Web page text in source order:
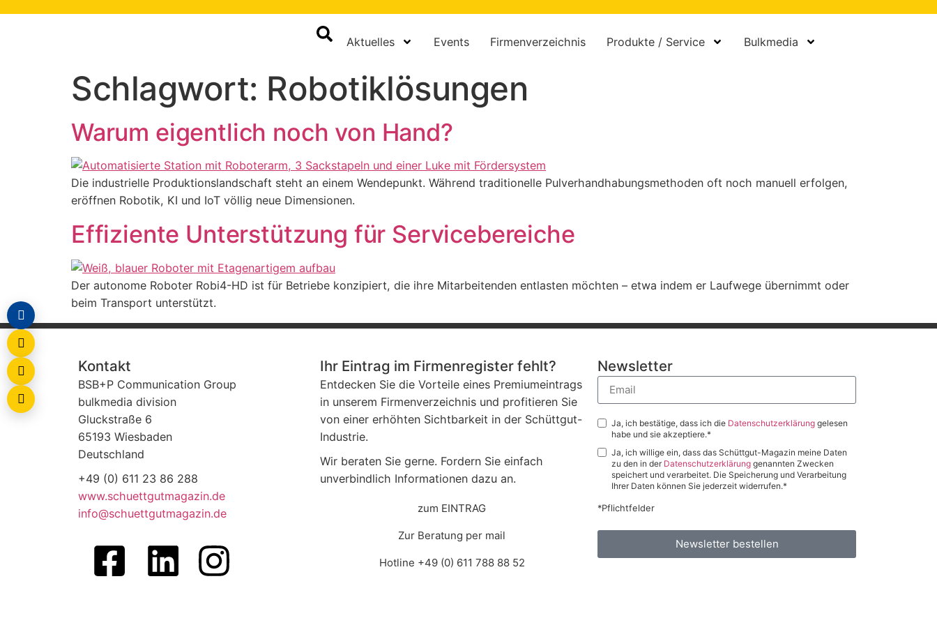
springen
Aktuelles
Events Firmenverzeichnis Produkte / Service Bulkmedia
Schlagwort: Robotiklösungen
Warum eigentlich noch von Hand?
Die industrielle Produktionslandschaft steht an einem Wendepunkt. Während traditionelle Pulverhandhabungsmethoden oft noch manuell erfolgen,
eröffnen Robotik, KI und IoT völlig neue Dimensionen.
Effiziente Unterstützung für Servicebereiche
Der autonome Roboter Robi4-HD ist für Betriebe konzipiert, die ihre Mitarbeitenden entlasten möchten – etwa indem er Laufwege übernimmt oder
beim Transport unterstützt.
Kontakt
BSB+P Communication Group
bulkmedia division
Gluckstraße 6
65193 Wiesbaden
Deutschland
+49 (0) 611 23 86 288
www.schuettgutmagazin.de
info@schuettgutmagazin.de
Ihr Eintrag im Firmenregister fehlt?
Entdecken Sie die Vorteile eines Premiumeintrags
in unserem Firmenverzeichnis und profitieren Sie
von einer erhöhten Sichtbarkeit in der Schüttgut-
Industrie.
Wir beraten Sie gerne. Fordern Sie einfach
unverbindlich Informationen dazu an.
zum EINTRAG
Zur Beratung per mail
Hotline +49 (0) 611 788 88 52
Newsletter
Ja, ich bestätige, dass ich die Datenschutzerklärunggelesen
habe und sie akzeptiere.*
Ja, ich willige ein, dass das Schüttgut-Magazin meine Daten
zu den in der Datenschutzerklärunggenannten Zwecken
speichert und verarbeitet. Die Speicherung und Verarbeitung
Ihrer Daten können Sie jederzeit widerrufen.*
*Pflichtfelder
Newsletter bestellen